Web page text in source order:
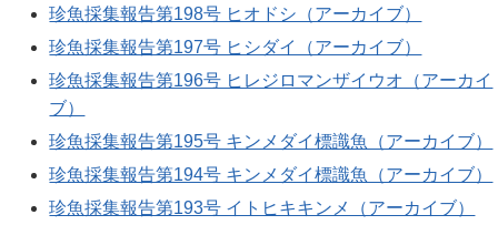
珍魚採集報告第198号 ヒオドシ（アーカイブ）
珍魚採集報告第197号 ヒシダイ（アーカイブ）
珍魚採集報告第196号 ヒレジロマンザイウオ（アーカイ
ブ）
珍魚採集報告第195号 キンメダイ標識魚（アーカイブ）
珍魚採集報告第194号 キンメダイ標識魚（アーカイブ）
珍魚採集報告第193号 イトヒキキンメ（アーカイブ）